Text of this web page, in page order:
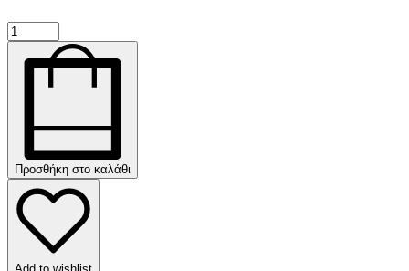
Προσθήκη στο καλάθι